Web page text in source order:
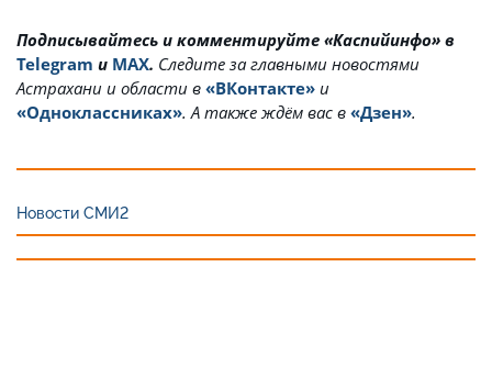
Подписывайтесь и комментируйте «Каспийинфо» в
Telegram и MAX. Cледите за главными новостями
Астрахани и области в «ВКонтакте» и
«Одноклассниках». А также ждём вас в «Дзен».
Новости СМИ2